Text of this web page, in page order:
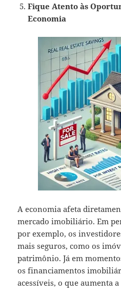
Fique Atento às
Economia
A economia afeta
mercado imobiliário. Em
por exemplo, os
mais seguros, como os
patrimônio. Já em
os financiamentos
acessíveis, o que aumenta